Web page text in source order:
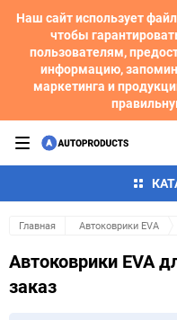
Наш сайт использует
чтобы
пользователям,
информацию,
маркетинга и
Главная Автоковрики EVA
Автоковрики EVA
заказ